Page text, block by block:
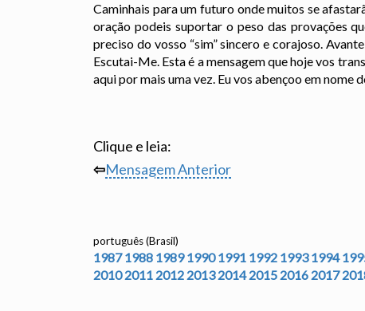
Caminhais para um futuro onde muitos se
oração podeis suportar o peso das provações
preciso do vosso “sim” sincero e corajoso.
Escutai-Me. Esta é a mensagem que hoje vos
aqui por mais uma vez. Eu vos abençoo em nome
Clique e leia:
⇦Mensagem Anterior
português (Brasil)
1987 1988 1989 1990 1991 1992 1993 1994
2010 2011 2012 2013 2014 2015 2016 2017